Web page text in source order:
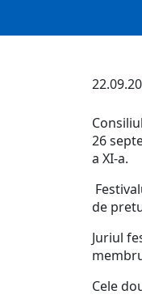
26
a XI-a.
de
Juriul
Cele